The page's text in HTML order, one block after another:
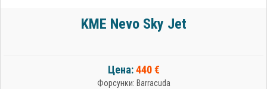
KME Nevo Sky Jet
Цена:440 €
Форсунки: Barracuda